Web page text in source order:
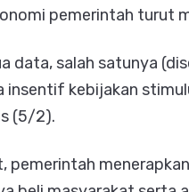
pemerintah turut
data, salah satunya
kebijakan
(5/2).
pemerintah